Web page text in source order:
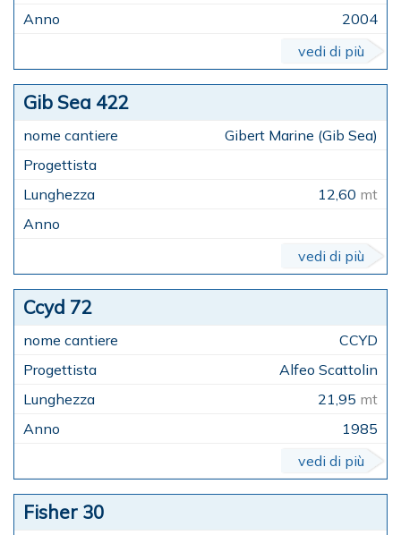
2004
vedi di più
Gib Sea 422
Gibert Marine (Gib Sea)
12,60 mt
vedi di più
Ccyd 72
CCYD
Alfeo Scattolin
21,95 mt
1985
vedi di più
Fisher 30